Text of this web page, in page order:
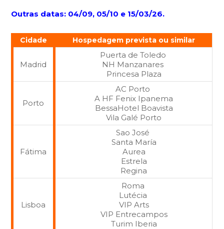
Outras datas: 04/09, 05/10 e 15/03/26.
Cidade Hospedagem prevista ou similar
Madrid
Puerta de Toledo
NH Manzanares
Princesa Plaza
Porto
AC Porto
A HF Fenix Ipanema
BessaHotel Boavista
Vila Galé Porto
Fátima
Sao José
Santa María
Aurea
Estrela
Regina
Lisboa
Roma
Lutécia
VIP Arts
VIP Entrecampos
Turim Iberia